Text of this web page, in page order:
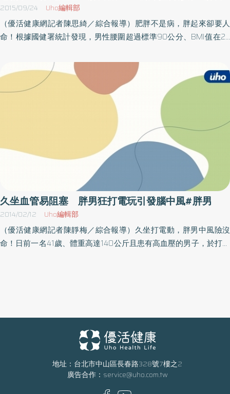
2015/09/24 Uho編輯部
（優活健康網記者陳思綺／綜合報導）肥胖不是病，胖起來卻要人
命！根據國健署統計發現，男性腰圍超過標準90公分、BMI值在24
胖比例也攀升至新高，原因可能為現代人習慣外食，容易攝取高
糖、高油食物所影響。醫師表示，肥胖者較一般人多出3倍機率罹患
糖尿病、代謝症候群及血脂異常等慢性疾病。BMI高達60.2 體型
遭女友父嫌先前因身形壯碩但卻擁有漂亮女友，被網友封為「勵志
哥」的張先生，就是肥胖一員，26歲、體重174公斤，BMI 60.2的
他從小身材就較一般孩子更壯碩，雖然有跳街舞的運動習慣，但由
於身型圓潤的關係，不僅舞蹈動作受限，在校園中與異性互動上也
有困擾，卻也沒有因此而進行減重。直到遇上失戀危機與求職困境
後，才讓他不得不正視過重所帶來的問題。因女友父親對他過重體
型可能引發的健康問題與觀感有意見；而工作上，張先生經常需要
開貨車運送商品，開車時因為肥胖問題，肚子會卡住方向盤；為了
自身安全與扭轉形象，他下定決心進行減重，因BMI值嚴重超標，在
醫師建議下進行手術，順利減掉50公斤。肥胖者易罹三高 充足睡
眠＋均衡飲食減重雙和醫院代謝及體重管理中心黃銘德醫師表示，
肥胖者罹患糖尿病、代謝症候群及血脂異常之危險性高一般人3倍以
時，最重要的是持之以恆的態度，當遇上減重停滯期時也不須過於
沮喪，如果肥胖情況依舊，可至醫療院所的專業體重管理中心諮詢
醫師建議，並進行適當飲食控制與藥物治療，當長達半年以上仍未
等手術治療，改善體重問題。
久坐血管易阻塞 胖男狂打電玩引發腦中風#胖男
2014/02/12 Uho編輯部
（優活健康網記者陳靜梅／綜合報導）久坐打電動，胖男中風險沒
命！日前一名41歲、體重高達140公斤且患有高血壓的男子，於打電
風，一旦延遲就醫，死亡機率高'。該名男子因體重超重、血壓也超
標，也常因為打電動忘了吃降血壓藥，導致血壓控制不佳，才會差
點釀成大錯。減重、定期服藥、避免從事刺激性活動 預防中風廖
本立醫師說，男子到院急診時昏迷指數9、右手腳癱軟無力，經電腦
斷層掃描顯示，左側腦部出血、為出血性中風，血塊長達6公分，患
地址：台北市中山區長春路328號7樓之2
廣告合作： service@uho.com.tw